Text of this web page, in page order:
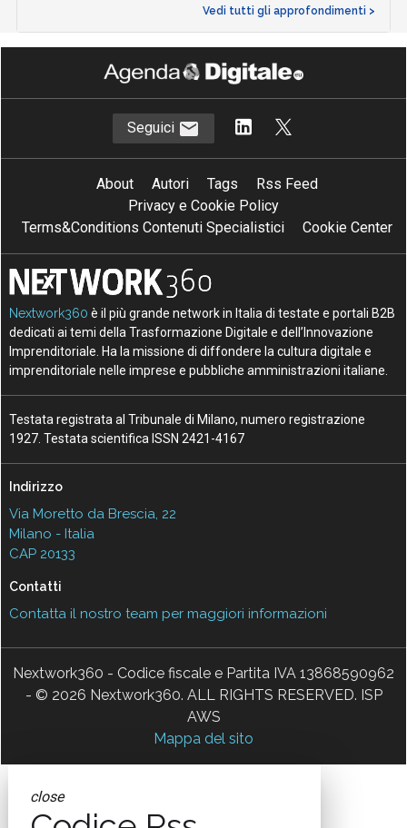
Vedi tutti gli approfondimenti >
Seguici
About Autori Tags
Rss Feed
Privacy e Cookie Policy
Terms&Conditions Contenuti Specialistici
Cookie Center
Nextwork360 è il più grande network in Italia di testate e portali B2B
dedicati ai temi della Trasformazione Digitale e dell’Innovazione
Imprenditoriale. Ha la missione di diffondere la cultura digitale e
imprenditoriale nelle imprese e pubbliche amministrazioni italiane.
Testata registrata al Tribunale di Milano, numero registrazione
1927. Testata scientifica ISSN 2421-4167
Indirizzo
Via Moretto da Brescia, 22
Milano - Italia
CAP 20133
Contatti
Contatta il nostro team per maggiori informazioni
Nextwork360 - Codice fiscale e Partita IVA 13868590962
- © 2026 Nextwork360. ALL RIGHTS RESERVED. ISP
AWS
Mappa del sito
close